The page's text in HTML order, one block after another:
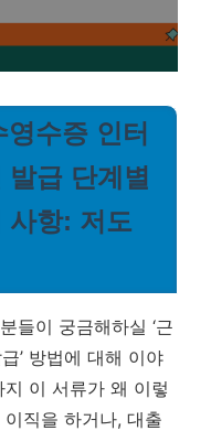
수증 인터
급 단계별
사항: 저도
들이 궁금해하실 ‘근
’ 방법에 대해 이야
이 서류가 왜 이렇
직을 하거나, 대출